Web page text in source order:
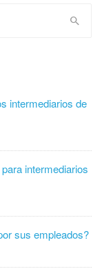
intermediarios de
intermediarios
sus empleados?